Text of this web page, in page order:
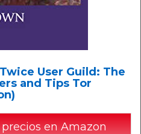
User Guild: The
and Tips Tor
en Amazon